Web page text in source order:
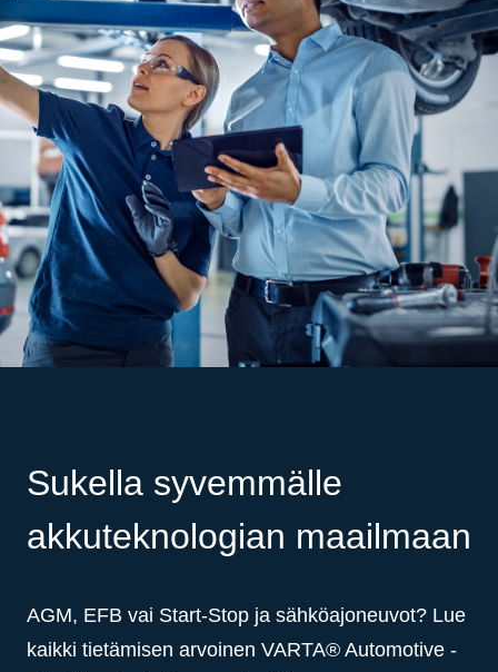
Sukella syvemmälle
akkuteknologian maailmaan
AGM, EFB vai Start-Stop ja sähköajoneuvot? Lue
kaikki tietämisen arvoinen VARTA® Automotive -